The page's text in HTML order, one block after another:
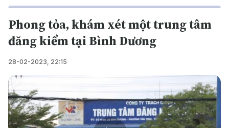
Phong tỏa, khám xét một trung tâm
đăng kiểm tại Bình Dương
28-02-2023, 22:15